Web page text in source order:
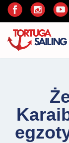
do
treści